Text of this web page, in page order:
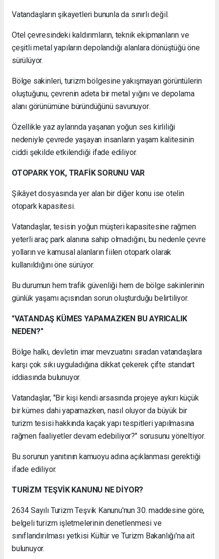
Vatandaşların şikayetleri bununla da sınırlı değil.
Otel çevresindeki kaldırımların, teknik ekipmanların ve
çeşitli metal yapıların depolandığı alanlara dönüştüğü öne
sürülüyor.
Bölge sakinleri, turizm bölgesine yakışmayan görüntülerin
oluştuğunu, çevrenin adeta bir metal yığını ve depolama
alanı görünümüne büründüğünü savunuyor.
Özellikle yaz aylarında yaşanan yoğun ses kirliliği
nedeniyle çevrede yaşayan insanların yaşam kalitesinin
ciddi şekilde etkilendiği ifade ediliyor.
OTOPARK YOK, TRAFİK SORUNU VAR
Şikâyet dosyasında yer alan bir diğer konu ise otelin
otopark kapasitesi.
Vatandaşlar, tesisin yoğun müşteri kapasitesine rağmen
yeterli araç park alanına sahip olmadığını, bu nedenle çevre
yolların ve kamusal alanların fiilen otopark olarak
kullanıldığını öne sürüyor.
Bu durumun hem trafik güvenliği hem de bölge sakinlerinin
günlük yaşamı açısından sorun oluşturduğu belirtiliyor.
"VATANDAŞ KÜMES YAPAMAZKEN BU AYRICALIK
NEDEN?"
Bölge halkı, devletin imar mevzuatını sıradan vatandaşlara
karşı çok sıkı uyguladığına dikkat çekerek çifte standart
iddiasında bulunuyor.
Vatandaşlar, "Bir kişi kendi arsasında projeye aykırı küçük
bir kümes dahi yapamazken, nasıl oluyor da büyük bir
turizm tesisi hakkında kaçak yapı tespitleri yapılmasına
rağmen faaliyetler devam edebiliyor?" sorusunu yöneltiyor.
Bu sorunun yanıtının kamuoyu adına açıklanması gerektiği
ifade ediliyor.
TURİZM TEŞVİK KANUNU NE DİYOR?
2634 Sayılı Turizm Teşvik Kanunu'nun 30. maddesine göre,
belgeli turizm işletmelerinin denetlenmesi ve
sınıflandırılması yetkisi Kültür ve Turizm Bakanlığı'na ait
bulunuyor.